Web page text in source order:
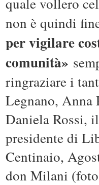
non è quindi
per vigilare
comunità»
ringraziare i
Legnano, Anna
Daniela Rossi,
presidente di
Centinaio,
don Milani